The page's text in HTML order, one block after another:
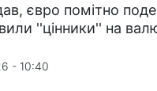
євро помітно
''цінники'' на
- 10:40